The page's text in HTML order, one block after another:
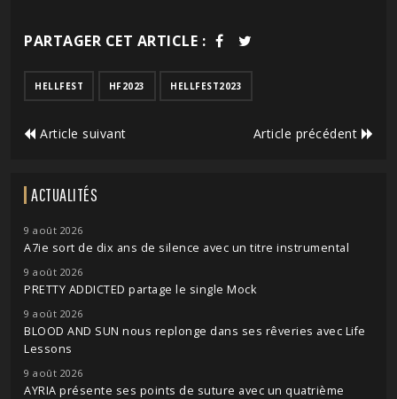
PARTAGER CET ARTICLE :
HELLFEST HF2023 HELLFEST2023
Article suivant Article précédent
ACTUALITÉS
9 août 2026
A7ie sort de dix ans de silence avec un titre instrumental
9 août 2026
PRETTY ADDICTED partage le single Mock
9 août 2026
BLOOD AND SUN nous replonge dans ses rêveries avec Life
Lessons
9 août 2026
AYRIA présente ses points de suture avec un quatrième